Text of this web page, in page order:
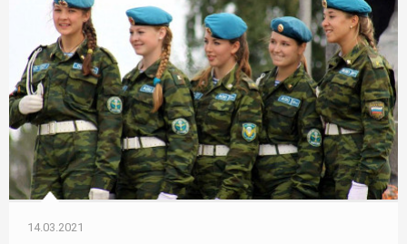
14.03.2021